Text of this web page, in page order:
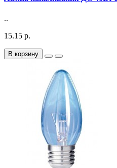
..
15.15 р.
В корзину